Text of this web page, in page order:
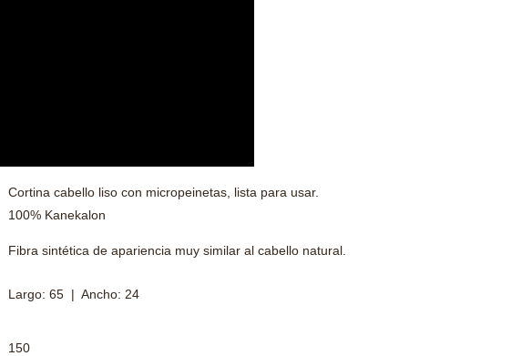
Cortina cabello liso con micropeinetas, lista para usar.
100% Kanekalon
Fibra sintética de apariencia muy similar al cabello natural.
Largo: 65 | Ancho: 24
150